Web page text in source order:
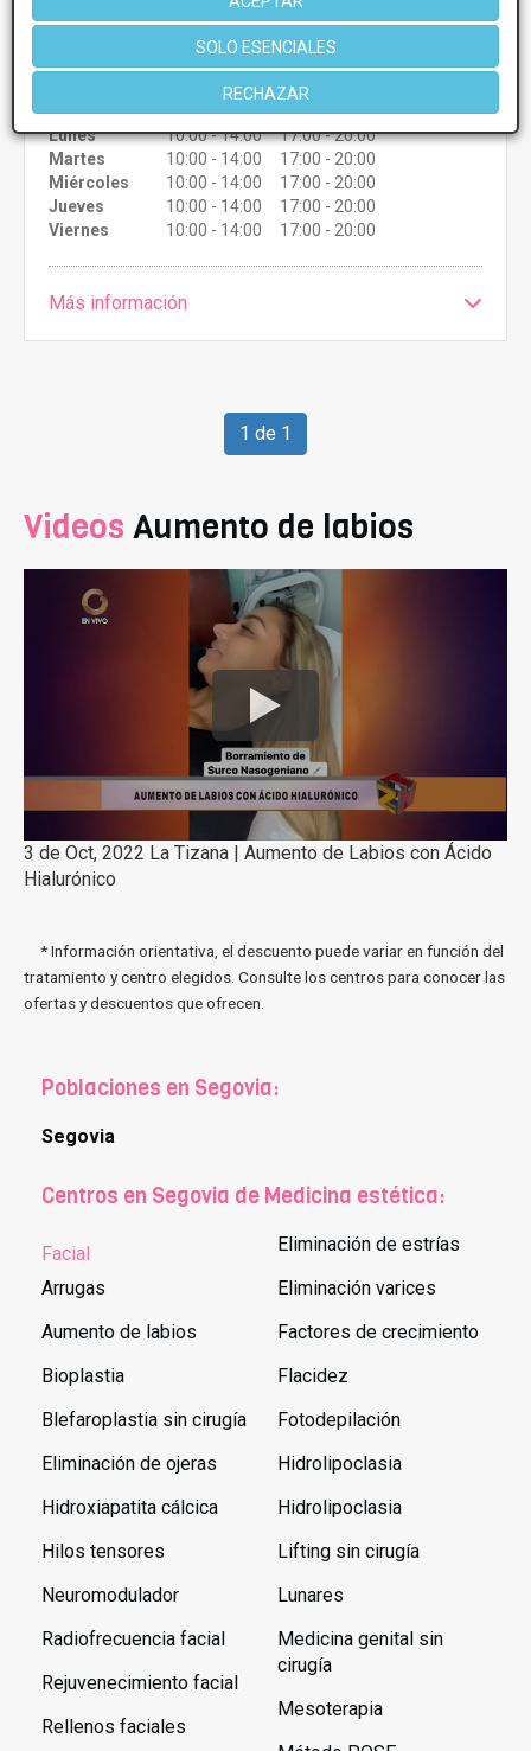
SOLO ESENCIALES
RECHAZAR
5% de descuento *
CONSULTAR/CITA/PRESUPUESTO
Lunes
10:00 - 14:00 17:00 - 20:00
Martes
10:00 - 14:00 17:00 - 20:00
Miércoles
10:00 - 14:00 17:00 - 20:00
Jueves
10:00 - 14:00 17:00 - 20:00
Viernes
10:00 - 14:00 17:00 - 20:00
Más información
1 de 1
Videos Aumento de labios
3 de Oct, 2022 La Tizana | Aumento de Labios con Ácido
Hialurónico
* Información orientativa, el descuento puede variar en función del
tratamiento y centro elegidos. Consulte los centros para conocer las
ofertas y descuentos que ofrecen.
Poblaciones en Segovia:
Segovia
Centros en Segovia de Medicina estética:
Facial
Arrugas
Aumento de labios
Bioplastia
Blefaroplastia sin cirugía
Eliminación de ojeras
Hidroxiapatita cálcica
Hilos tensores
Neuromodulador
Radiofrecuencia facial
Rejuvenecimiento facial
Rellenos faciales
Eliminación de estrías
Eliminación varices
Factores de crecimiento
Flacidez
Fotodepilación
Hidrolipoclasia
Hidrolipoclasia
Lifting sin cirugía
Lunares
Medicina genital sin
cirugía
Mesoterapia